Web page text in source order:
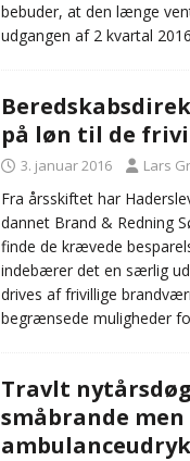
bebuder, at den længe
udgangen af 2 kvartal
på løn til de
3. januar 2016 Lars
Fra årsskiftet har
dannet Brand & Redning
finde de krævede
indebærer det en særlig
drives af frivillige
begrænsede muligheder
Travlt
småbrande